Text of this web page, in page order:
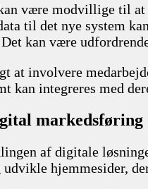
være modvillige til at
til det nye system
kan være
at involvere
integreres med
markedsføring
af digitale
hjemmesider,